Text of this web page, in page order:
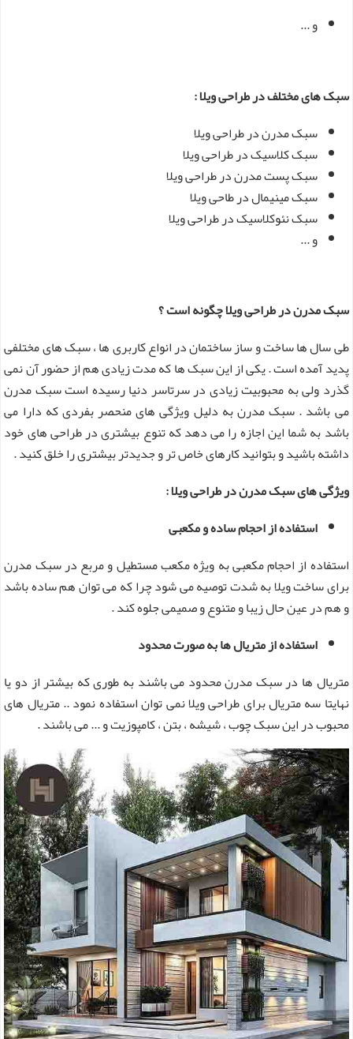
و ...
سبک های مختلف در طراحی ویلا :
سبک مدرن در طراحی ویلا
سبک کلاسیک در طراحی ویلا
سبک پست مدرن در طراحی ویلا
سبک مینیمال در طاحی ویلا
سبک نئوکلاسیک در طراحی ویلا
و ...
سبک مدرن در طراحی ویلا چگونه است ؟
طی سال ها ساخت و ساز ساختمان در انواع کاربری ها ، سبک های مختلفی
پدید آمده است . یکی از این سبک ها که مدت زیادی هم از حضور آن نمی
گذرد ولی به محبوبیت زیادی در سرتاسر دنیا رسیده است سبک مدرن
می باشد . سبک مدرن به دلیل ویژگی های منحصر بفردی که دارا می
باشد به شما این اجازه را می دهد که تنوع بیشتری در طراحی های خود
داشته باشید و بتوانید کارهای خاص تر و جدیدتر بیشتری را خلق کنید .
ویژگی های سبک مدرن در طراحی ویلا :
استفاده از احجام ساده و مکعبی
استفاده از احجام مکعبی به ویژه مکعب مستطیل و مربع در سبک مدرن
برای ساخت ویلا به شدت توصیه می شود چرا که می توان هم ساده باشد
و هم در عین حال زیبا و متنوع و صمیمی جلوه کند .
استفاده از متریال ها به صورت محدود
متریال ها در سبک مدرن محدود می باشند به طوری که بیشتر از دو یا
نهایتا سه متریال برای طراحی ویلا نمی توان استفاده نمود .. متریال های
محبوب در این سبک چوب ، شیشه ، بتن ، کامپوزیت و ... می باشند .